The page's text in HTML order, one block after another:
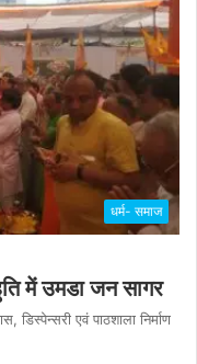
धर्म- समाज
में उमडा जन सागर
डिस्पेन्सरी एवं पाठशाला निर्माण